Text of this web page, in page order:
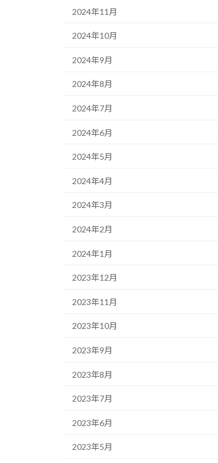
2024年11月
2024年10月
2024年9月
2024年8月
2024年7月
2024年6月
2024年5月
2024年4月
2024年3月
2024年2月
2024年1月
2023年12月
2023年11月
2023年10月
2023年9月
2023年8月
2023年7月
2023年6月
2023年5月